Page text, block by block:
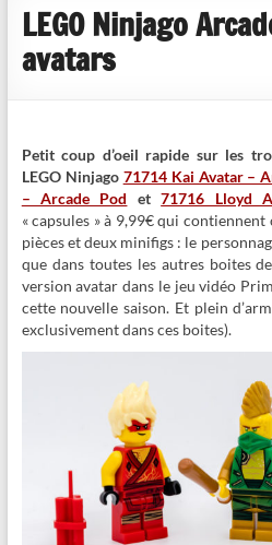
reviews
LEGO Ninjago
avatars
Petit coup d’oeil rapide sur les
LEGO Ninjago 71714 Kai Avatar –
– Arcade Pod et71716 Lloyd
« capsules » à 9,99€ qui
pièces et deux minifigs : le
que dans toutes les autres boites
version avatar dans le jeu vidéo
cette nouvelle saison. Et plein
exclusivement dans ces boites).